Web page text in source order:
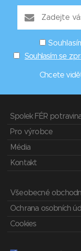
Souhlasím se
Chcete
Spolek FÉR
Pro výrobce
Média
Kontakt
Všeobecné
Ochrana osobních
Cookies